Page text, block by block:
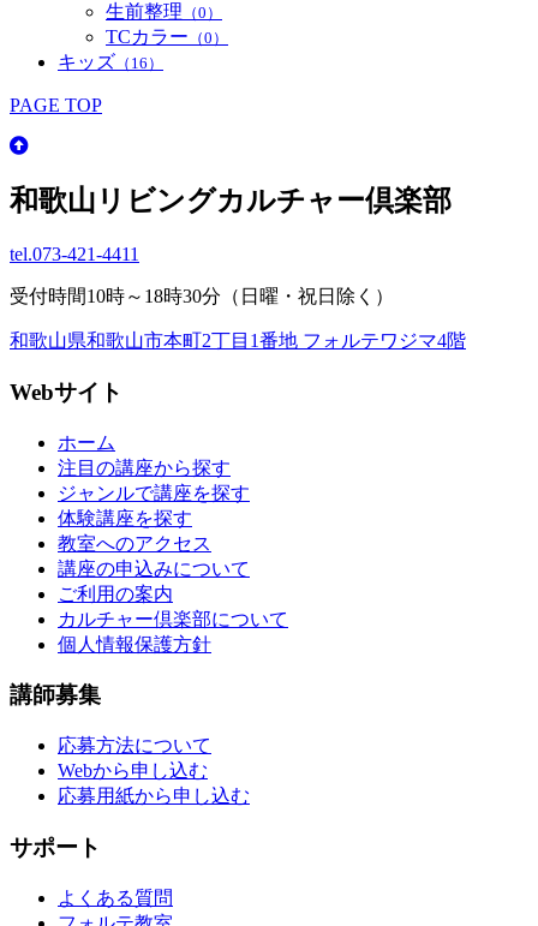
生前整理 （0）
TCカラー （0）
キッズ （16）
PAGE TOP
和歌山リビングカルチャー倶楽部
tel.073-421-4411
受付時間10時～18時30分（日曜・祝日除く）
和歌山県和歌山市本町2丁目1番地 フォルテワジマ4階
Webサイト
ホーム
注目の講座から探す
ジャンルで講座を探す
体験講座を探す
教室へのアクセス
講座の申込みについて
ご利用の案内
カルチャー倶楽部について
個人情報保護方針
講師募集
応募方法について
Webから申し込む
応募用紙から申し込む
サポート
よくある質問